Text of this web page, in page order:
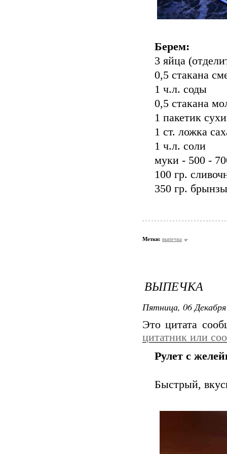
Берем:
3 яйца
0,5 стакана
1 ч.л. соды
0,5 стакана
1 пакетик
1 ст. ложка
1 ч.л. соли
муки - 500 -
100 гр.
350 гр. брынзы
Метки: выпечка
ВЫПЕЧКА
Пятница, 06
Это цитата
цитатник или
Рулет с
Быстрый,